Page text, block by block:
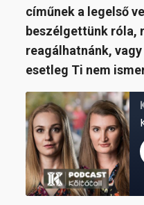
címűnek a legelső
beszélgettünk róla,
reagálhatnánk,
esetleg Ti nem